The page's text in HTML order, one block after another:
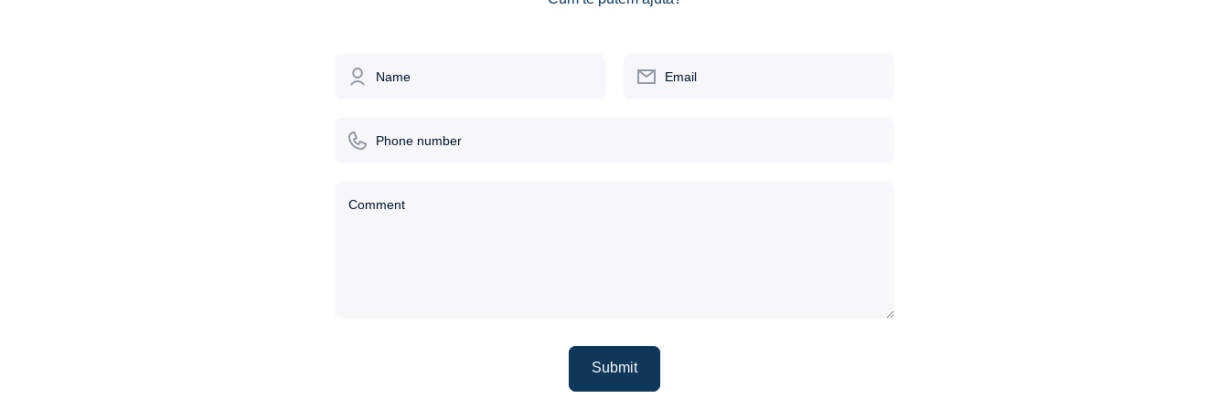
Name Email
Phone number
Comment
Submit